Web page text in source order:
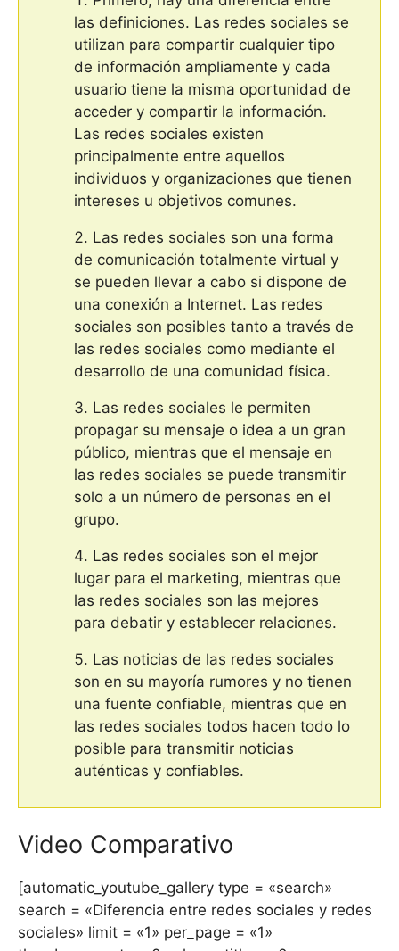
las definiciones. Las redes sociales se
utilizan para compartir cualquier tipo
de información ampliamente y cada
usuario tiene la misma oportunidad de
acceder y compartir la información.
Las redes sociales existen
principalmente entre aquellos
individuos y organizaciones que tienen
intereses u objetivos comunes.
Las redes sociales son una forma
de comunicación totalmente virtual y
se pueden llevar a cabo si dispone de
una conexión a Internet. Las redes
sociales son posibles tanto a través de
las redes sociales como mediante el
desarrollo de una comunidad física.
Las redes sociales le permiten
propagar su mensaje o idea a un gran
público, mientras que el mensaje en
las redes sociales se puede transmitir
solo a un número de personas en el
grupo.
Las redes sociales son el mejor
lugar para el marketing, mientras que
las redes sociales son las mejores
para debatir y establecer relaciones.
Las noticias de las redes sociales
son en su mayoría rumores y no tienen
una fuente confiable, mientras que en
las redes sociales todos hacen todo lo
posible para transmitir noticias
auténticas y confiables.
Video Comparativo
[automatic_youtube_gallery type = «search»
search = «Diferencia entre redes sociales y redes
sociales» limit = «1» per_page = «1»